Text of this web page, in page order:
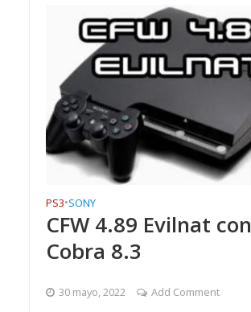
PS3•SONY
CFW 4.89 Evilnat con
Cobra 8.3
30 mayo, 2022 Add Comment